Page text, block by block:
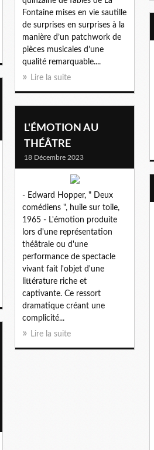
Fontaine mises en vie sautille
de surprises en surprises à la
manière d’un patchwork de
pièces musicales d’une
qualité remarquable....
Lire la suite
L'ÉMOTION AU
THÉÂTRE
18 Décembre 2023
- Edward Hopper, " Deux
comédiens ", huile sur toile,
1965 - L'émotion produite
lors d'une représentation
théâtrale ou d'une
performance de spectacle
vivant fait l'objet d'une
littérature riche et
captivante. Ce ressort
dramatique créant une
complicité...
Lire la suite